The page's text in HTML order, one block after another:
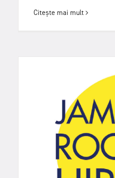
Citește mai mult